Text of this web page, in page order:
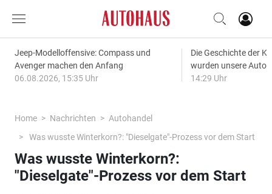
Jeep-Modelloffensive: Compass und
Avenger machen den Anfang
06.08.2026, 15:35 Uhr
Die Geschichte der
wurden unsere
14:29 Uhr
Home Nachrichten
Autohandel
Was wusste Winterkorn?: "Dieselgate"-Prozess vor dem Start
Was wusste Winterkorn?:
"Dieselgate"-Prozess vor dem Start